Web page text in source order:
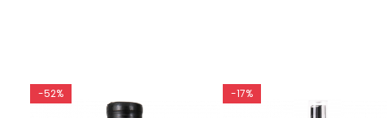
-52% -17%